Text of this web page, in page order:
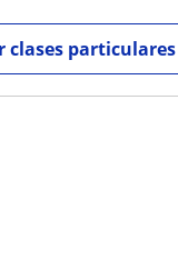
clases particulares